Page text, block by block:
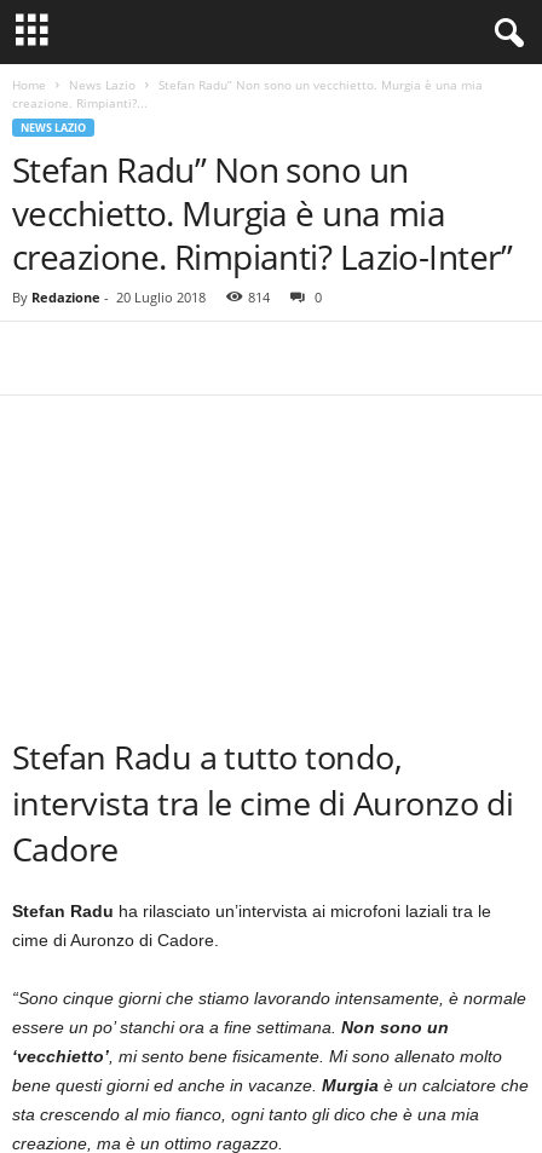
Home News Lazio
Stefan Radu” Non sono un vecchietto. Murgia è una mia
creazione. Rimpianti?...
NEWS LAZIO
Stefan Radu” Non sono un
vecchietto. Murgia è una mia
creazione. Rimpianti? Lazio-Inter”
By Redazione - 20 Luglio 2018 814 0
Stefan Radu a tutto tondo,
intervista tra le cime di Auronzo di
Cadore
Stefan Radu ha rilasciato un’intervista ai microfoni laziali tra le
cime di Auronzo di Cadore.
“Sono cinque giorni che stiamo lavorando intensamente, è normale
essere un po’ stanchi ora a fine settimana. Non sono un
‘vecchietto’, mi sento bene fisicamente. Mi sono allenato molto
bene questi giorni ed anche in vacanze. Murgia è un calciatore che
sta crescendo al mio fianco, ogni tanto gli dico che è una mia
creazione, ma è un ottimo ragazzo.